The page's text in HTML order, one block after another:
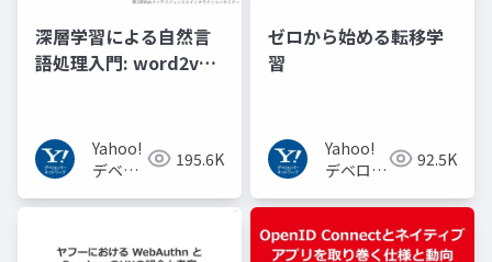
深層学習による自然言
語処理入門: word2vec
Yahoo!
デベロ
ネット
195.6K
ゼロから始める転移学
習
Yahoo!
デベロッ
トワーク
92.5K